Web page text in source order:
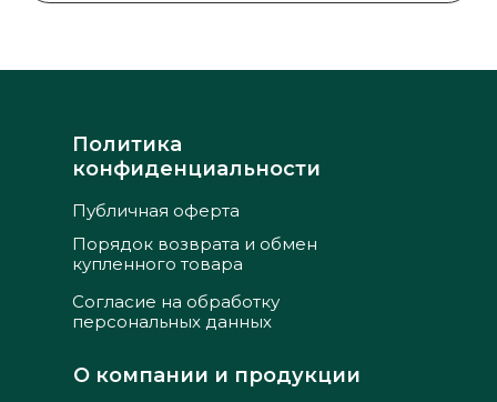
Согласие на обработку
персональных данных
Публичная оферта
Порядок возврата и обмен
купленного товара
Политика
конфиденциальности
О компании и продукции